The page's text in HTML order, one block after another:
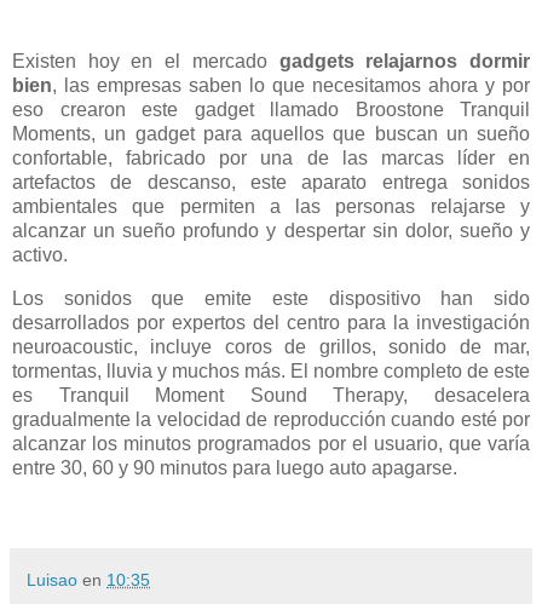
Existen hoy en el mercado gadgets relajarnos dormir
bien, las empresas saben lo que necesitamos ahora y por
eso crearon este gadget llamado Broostone Tranquil
Moments, un gadget para aquellos que buscan un sueño
confortable, fabricado por una de las marcas líder en
artefactos de descanso, este aparato entrega sonidos
ambientales que permiten a las personas relajarse y
alcanzar un sueño profundo y despertar sin dolor, sueño y
activo.
Los sonidos que emite este dispositivo han sido
desarrollados por expertos del centro para la investigación
neuroacoustic, incluye coros de grillos, sonido de mar,
tormentas, lluvia y muchos más. El nombre completo de este
es Tranquil Moment Sound Therapy, desacelera
gradualmente la velocidad de reproducción cuando esté por
alcanzar los minutos programados por el usuario, que varía
entre 30, 60 y 90 minutos para luego auto apagarse.
Luisao en 10:35